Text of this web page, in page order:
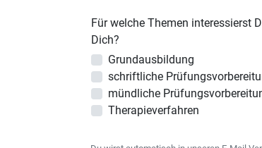
Für welche Themen interessierst
Dich?
Grundausbildung
schriftliche
mündliche
Therapieverfahren